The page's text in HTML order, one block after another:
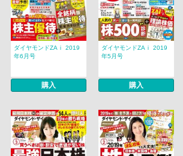
ダイヤモンドZAｉ 2019
年6月号
購入
ダイヤモンドZAｉ 2019
年5月号
購入